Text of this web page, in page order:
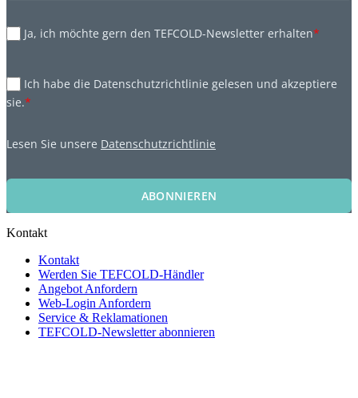
Ja, ich möchte gern den TEFCOLD-Newsletter erhalten*
Ich habe die Datenschutzrichtlinie gelesen und akzeptiere
sie.*
Lesen Sie unsere Datenschutzrichtlinie
ABONNIEREN
Kontakt
Kontakt
Werden Sie TEFCOLD-Händler
Angebot Anfordern
Web-Login Anfordern
Service & Reklamationen
TEFCOLD-Newsletter abonnieren